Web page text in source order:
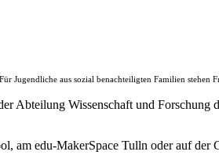
Jugendliche aus sozial benachteiligten Familien stehen
Abteilung Wissenschaft und
am edu-MakerSpace Tulln oder auf